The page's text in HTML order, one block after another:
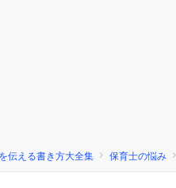
伝える書き方大全集 保育士の悩み